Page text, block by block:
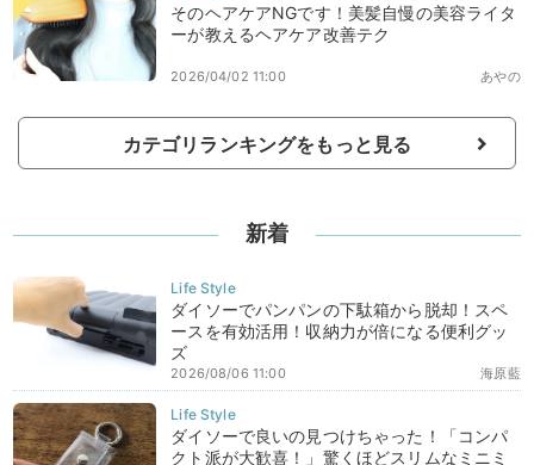
そのヘアケアNGです！美髪自慢の美容ライタ
ーが教えるヘアケア改善テク
あやの
2026/04/02 11:00
カテゴリランキングをもっと見る
新着
ダイソーでパンパンの下駄箱から脱却！スペ
ースを有効活用！収納力が倍になる便利グッ
ズ
海原藍
2026/08/06 11:00
ダイソーで良いの見つけちゃった！「コンパ
クト派が大歓喜！」驚くほどスリムなミニミ